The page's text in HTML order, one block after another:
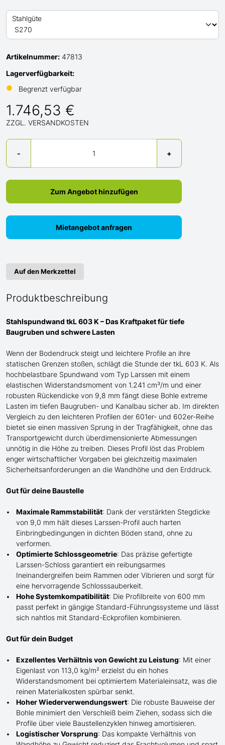
Stahlgüte
Artikelnummer: 47813
Lagerverfügbarkeit:
●
Begrenzt verfügbar
1.746,53 €
ZZGL. VERSANDKOSTEN
-
Menge
+
Zum Angebot hinzufügen
Mietangebot anfragen
Auf den Merkzettel
Produktbeschreibung
Stahlspundwand tkL 603 K – Das Kraftpaket für tiefe
Baugruben und schwere Lasten
Wenn der Bodendruck steigt und leichtere Profile an ihre
statischen Grenzen stoßen, schlägt die Stunde der tkL 603 K. Als
hochbelastbare Spundwand vom Typ Larssen mit einem
elastischen Widerstandsmoment von 1.241 cm³/m und einer
robusten Rückendicke von 9,8 mm fängt diese Bohle extreme
Lasten im tiefen Baugruben- und Kanalbau sicher ab. Im direkten
Vergleich zu den leichteren Profilen der 601er- und 602er-Reihe
bietet sie einen massiven Sprung in der Tragfähigkeit, ohne das
Transportgewicht durch überdimensionierte Abmessungen
unnötig in die Höhe zu treiben. Dieses Profil löst das Problem
enger wirtschaftlicher Vorgaben bei gleichzeitig maximalen
Sicherheitsanforderungen an die Wandhöhe und den Erddruck.
Gut für deine Baustelle
Maximale Rammstabilität: Dank der verstärkten Stegdicke
von 9,0 mm hält dieses Larssen-Profil auch harten
Einbringbedingungen in dichten Böden stand, ohne zu
verformen.
Optimierte Schlossgeometrie: Das präzise gefertigte
Larssen-Schloss garantiert ein reibungsarmes
Ineinandergreifen beim Rammen oder Vibrieren und sorgt für
eine hervorragende Schlosssauberkeit.
Hohe Systemkompatibilität: Die Profilbreite von 600 mm
passt perfekt in gängige Standard-Führungssysteme und lässt
sich nahtlos mit Standard-Eckprofilen kombinieren.
Gut für dein Budget
Exzellentes Verhältnis von Gewicht zu Leistung: Mit einer
Eigenlast von 113,0 kg/m² erzielst du ein hohes
Widerstandsmoment bei optimiertem Materialeinsatz, was die
reinen Materialkosten spürbar senkt.
Hoher Wiederverwendungswert: Die robuste Bauweise der
Bohle minimiert den Verschleiß beim Ziehen, sodass sich die
Profile über viele Baustellenzyklen hinweg amortisieren.
Logistischer Vorsprung: Das kompakte Verhältnis von